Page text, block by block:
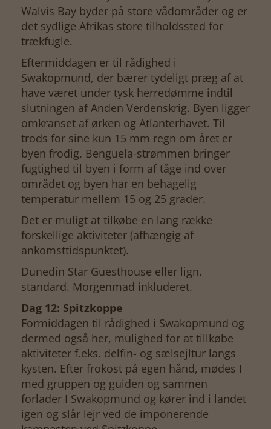
Walvis Bay byder på store vådområder og er
det sydlige Afrikas store tilholdssted for
trækfugle.
Eftermiddagen er til rådighed i
Swakopmund, der bærer tydeligt præg af at
have været under tysk herredømme indtil
slutningen af Anden Verdenskrig. Byen ligger
omkranset af ørken og Atlanterhavet. Til
trods for sine kun 15 mm regn om året er
byen frodig. Benguela-strømmen bringer
fugtighed til byen i form af tåge ind over
området og byen har en behagelig
temperatur mellem 15 og 25 grader.
Det er muligt at tilkøbe en lang række
forskellige aktiviteter (afhængig af
ankomsttidspunktet).
Dunedin Star Guesthouse eller lign.
standard. Morgenmad inkluderet.
Dag 12: Spitzkoppe
Formiddagen til rådighed i Swakopmund og
dermed også her, mulighed for at tillkøbe
aktiviteter f.eks. delfin- og sælsejltur langs
kysten. Efter frokost på egen hånd, mødes I
med gruppen og guiden og sammen
forlader I Swakopmund og kører ind i landet
igen og slår lejr ved de imponerende